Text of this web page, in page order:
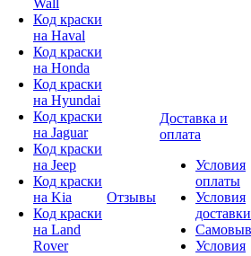
Wall
Код краски
на Haval
Код краски
на Honda
Код краски
на Hyundai
Код краски
на Jaguar
Код краски
на Jeep
Код краски
на Kia
Код краски
на Land
Rover
Отзывы
Доставка и
оплата
Условия
оплаты
Условия
доставки
Условия